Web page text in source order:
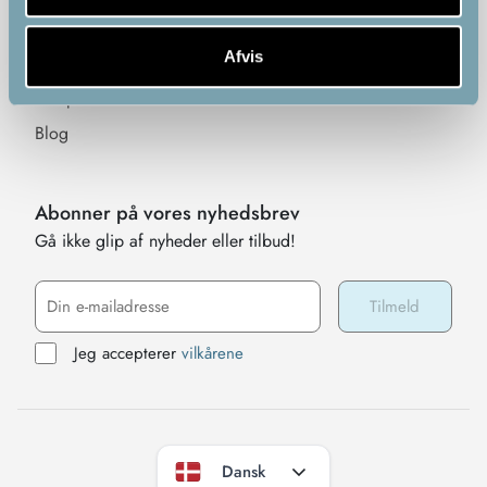
Afvis
Fortrydelsesret
Bliv partner
Blog
Abonner på vores nyhedsbrev
Gå ikke glip af nyheder eller tilbud!
Jeg accepterer vilkårene
Dansk